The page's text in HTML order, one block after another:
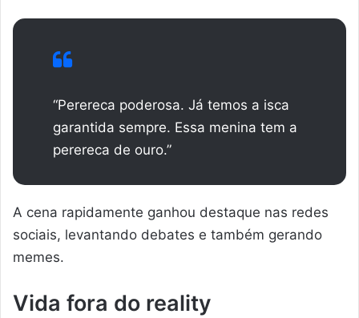
“Perereca poderosa. Já temos a isca
garantida sempre. Essa menina tem a
perereca de ouro.”
A cena rapidamente ganhou destaque nas redes
sociais, levantando debates e também gerando
memes.
Vida fora do reality